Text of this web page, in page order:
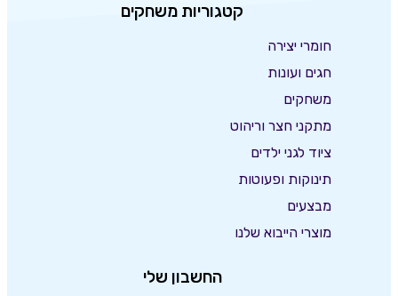
קטגוריות משחקים
חומרי יצירה
חגים ועונות
משחקים
מתקני חצר וריהוט
ציוד לגני ילדים
תינוקות ופעוטות
מבצעים
מוצרי הייבוא שלנו
החשבון שלי